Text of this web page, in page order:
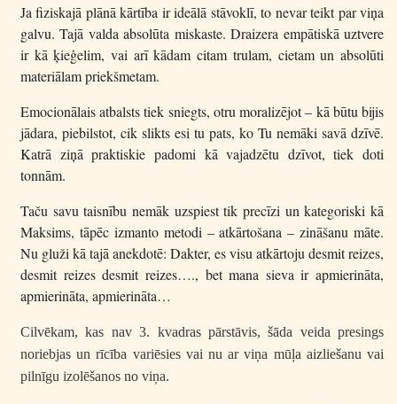
Ja fiziskajā plānā kārtība ir ideālā stāvoklī, to nevar teikt par viņa
galvu. Tajā valda absolūta miskaste. Draizera empātiskā uztvere
ir kā ķieģelim, vai arī kādam citam trulam, cietam un absolūti
materiālam priekšmetam.
Emocionālais atbalsts tiek sniegts, otru moralizējot – kā būtu bijis
jādara, piebilstot, cik slikts esi tu pats, ko Tu nemāki savā dzīvē.
Katrā ziņā praktiskie padomi kā vajadzētu dzīvot, tiek doti
tonnām.
Taču savu taisnību nemāk uzspiest tik precīzi un kategoriski kā
Maksims, tāpēc izmanto metodi – atkārtošana – zināšanu māte.
Nu gluži kā tajā anekdotē: Dakter, es visu atkārtoju desmit reizes,
desmit reizes desmit reizes…., bet mana sieva ir apmierināta,
apmierināta, apmierināta…
Cilvēkam, kas nav 3. kvadras pārstāvis, šāda veida presings
noriebjas un rīcība variēsies vai nu ar viņa mūļa aizliešanu vai
pilnīgu izolēšanos no viņa.